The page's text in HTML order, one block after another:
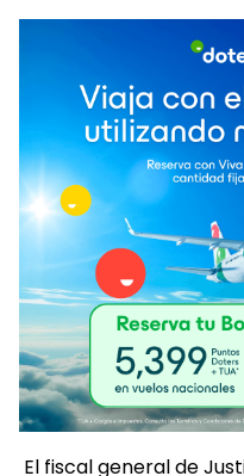
El fiscal general de